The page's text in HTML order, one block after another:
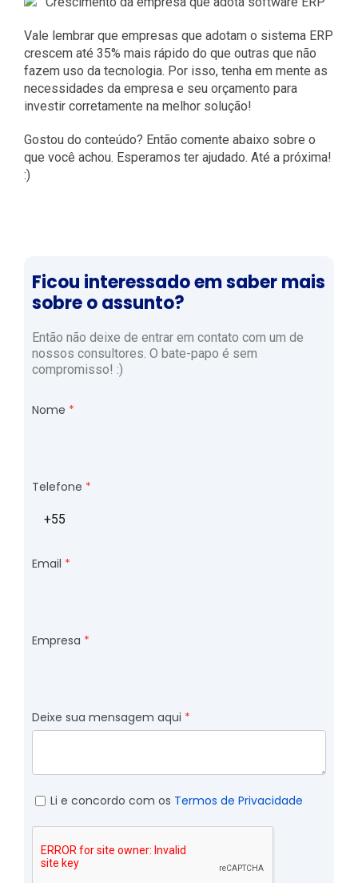
Vale lembrar que empresas que adotam o sistema ERP
crescem até 35% mais rápido do que outras que não
fazem uso da tecnologia. Por isso, tenha em mente as
necessidades da empresa e seu orçamento para
investir corretamente na melhor solução!
Gostou do conteúdo? Então comente abaixo sobre o
que você achou. Esperamos ter ajudado. Até a próxima!
:)
Ficou interessado em saber mais
sobre o assunto?
Então não deixe de entrar em contato com um de
nossos consultores. O bate-papo é sem
compromisso! :)
Nome
Telefone
Email
Empresa
Deixe sua mensagem aqui
Li e concordo com os Termos de Privacidade